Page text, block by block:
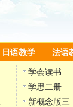
日语教学 法语
学会读书
学思二册
新概念版三